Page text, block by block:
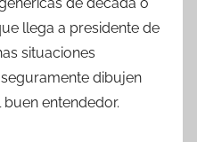
llega a presidente de
situaciones
dibujen
entendedor.